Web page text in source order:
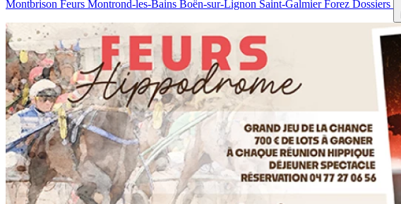
Montbrison Feurs Montrond-les-Bains Boën-sur-Lignon Saint-GalmierForez Dossiers